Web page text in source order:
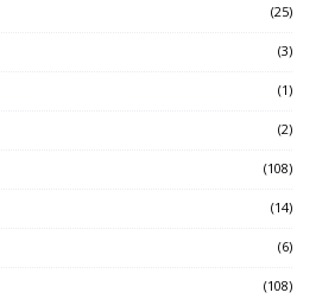
(25)
(3)
(1)
(2)
(108)
(14)
(6)
(108)